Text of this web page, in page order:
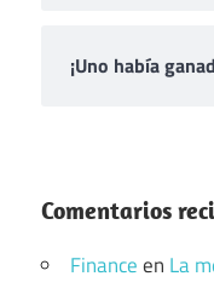
¡Uno había
Comentarios
Financeen La